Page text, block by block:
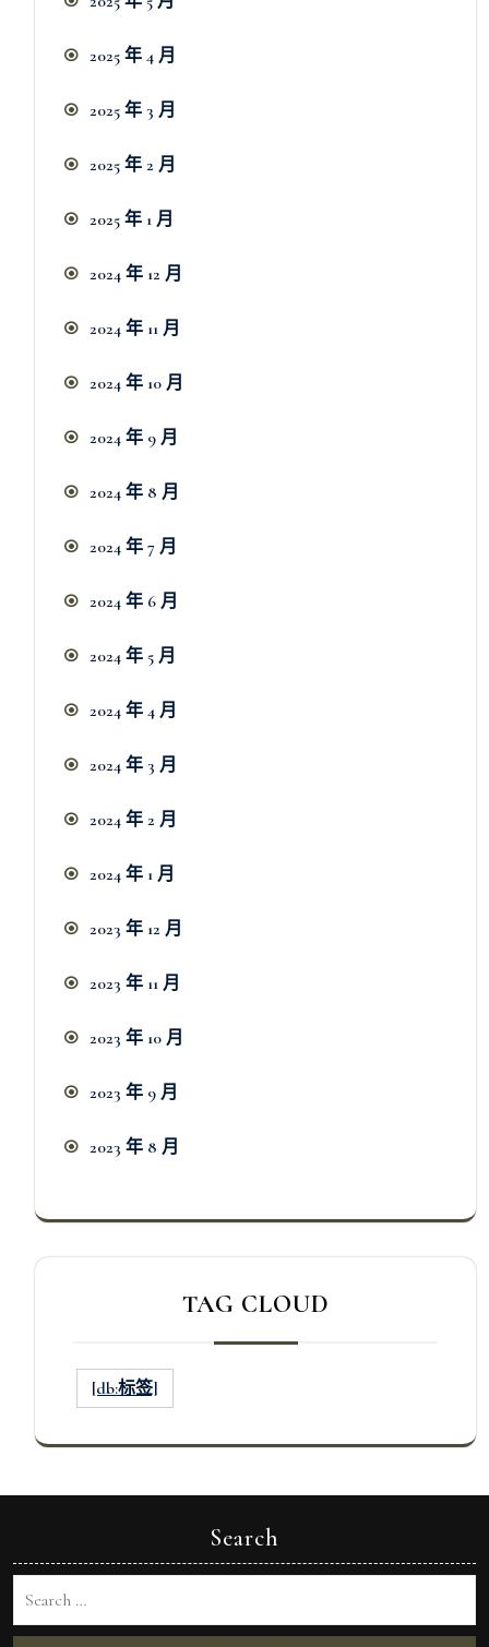
2025 年 4 月
2025 年 3 月
2025 年 2 月
2025 年 1 月
2024 年 12 月
2024 年 11 月
2024 年 10 月
2024 年 9 月
2024 年 8 月
2024 年 7 月
2024 年 6 月
2024 年 5 月
2024 年 4 月
2024 年 3 月
2024 年 2 月
2024 年 1 月
2023 年 12 月
2023 年 11 月
2023 年 10 月
2023 年 9 月
2023 年 8 月
TAG CLOUD
[db:标签]
Search